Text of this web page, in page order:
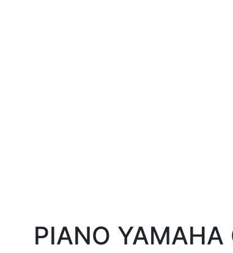
PIANO